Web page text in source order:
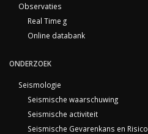
Observaties
Real Time g
Online databank
ONDERZOEK
Seismologie
Seismische waarschuwing
Seismische activiteit
Seismische Gevarenkans en Risico